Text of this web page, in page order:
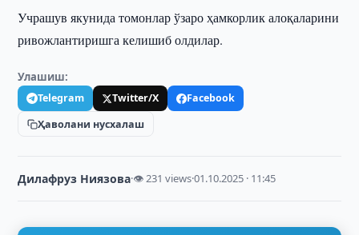
Учрашув якунида томонлар ўзаро ҳамкорлик алоқаларини
ривожлантиришга келишиб олдилар.
Улашиш:
Telegram Twitter/X
Facebook
Ҳаволани нусхалаш
Дилафруз Ниязова·👁 231 views·01.10.2025 · 11:45